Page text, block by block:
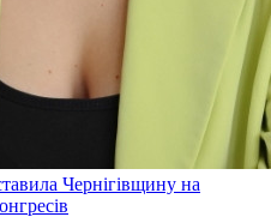
Чернігівщину на